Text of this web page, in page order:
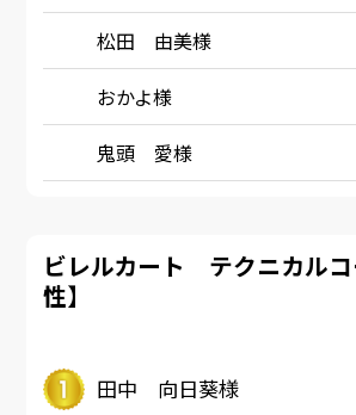
松田 由美様
おかよ様
鬼頭 愛様
ビレルカート テクニカルコ
性】
田中 向日葵様